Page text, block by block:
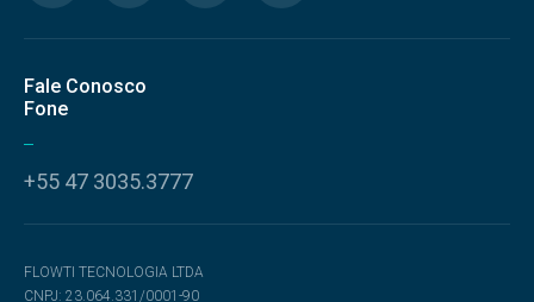
Fale Conosco
Fone
+55 47 3035.3777
FLOWTI TECNOLOGIA LTDA
CNPJ: 23.064.331/0001-90